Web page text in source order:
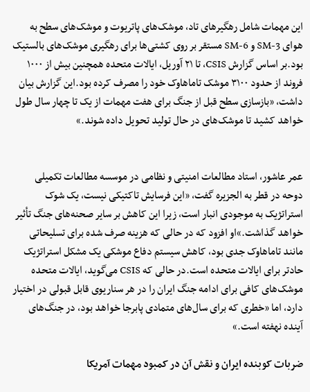
این مهمات شامل رهگیرهای تاد، موشک‌های پاتریوت و موشک‌های سطح به
هوای SM-3 و SM-6 مستقر بر روی کشتی‌ها برای رهگیری موشک‌های بالستیک
بود.بر اساس گزارش CSIS، تا ۲۱ آوریل، ایالات متحده همچنین بیش از ۱۰۰۰
فروند از حدود ۳۱۰۰ موشک تاماهاوک خود را مصرف کرده بود.این گزارش بیان
داشت، «بازسازی سطح قبل از جنگ برای هفت مهمات از یک تا چهار سال طول
خواهد کشید تا موشک‌های در حال تولید تحویل داده شوند.»
عمر عاشور، استاد مطالعات امنیتی و نظامی در موسسه مطالعات تکمیلی
دوحه در قطر به الجزیره گفت، «این فرسایش تاکتیکی نیست، یک شوک
استراتژیک به موجودی انبار است، زیرا این کاهش بر سایر صحنه‌های جنگ تأثیر
خواهد گذاشت.»او افزود که در حالی که هزینه صرف شده برای تسلیحاتی
مانند تاماهاوک جدی بود، کاهش سیستم دفاع موشکی یک مشکل استراتژیک
حادتر برای ایالات متحده است.در حالی که CSIS می‌گوید، ایالات متحده
موشک‌های کافی برای ادامه جنگ ایران را در هر سناریوی قابل قبولی در اختیار
دارد، اما «خطری که برای سال‌های متمادی پابرجا خواهد بود، در جنگ‌های
آینده نهفته است.»
ضربات کوبنده ایران و نقش آن در کمبود مهمات آمریکا